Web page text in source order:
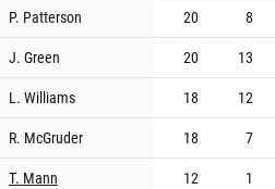
P. Patterson
20 8
J. Green
20 13
L. Williams
18 12
R. McGruder
18 7
T. Mann
12 1